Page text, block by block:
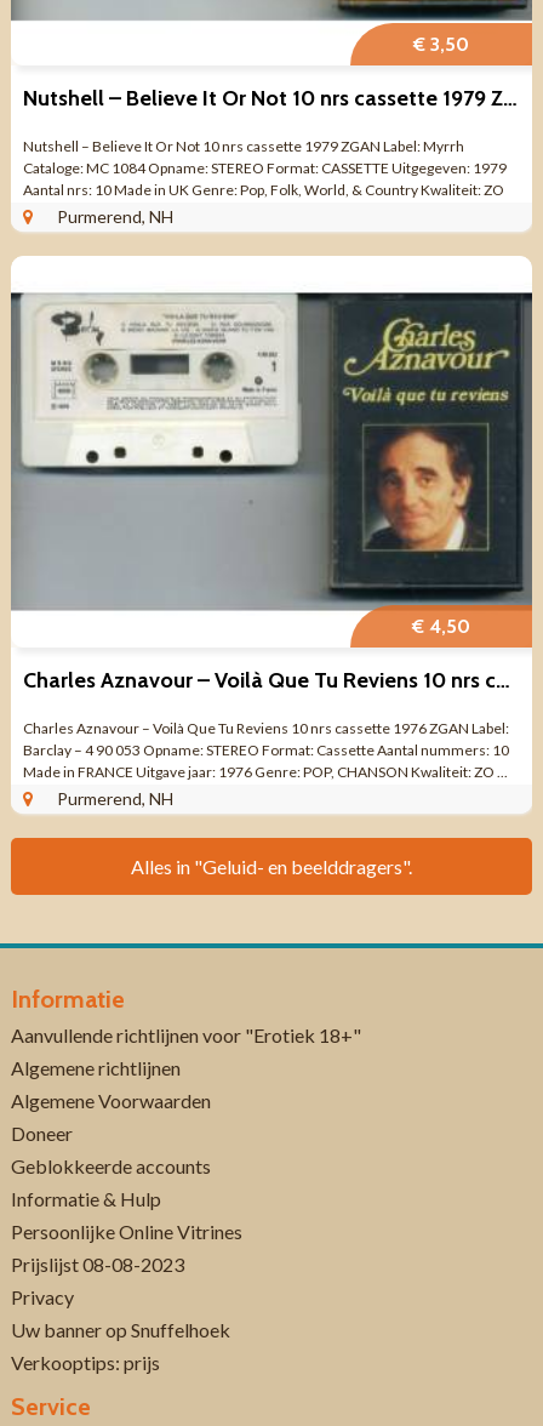
€ 3,50
Nutshell – Believe It Or Not 10 nrs cassette 1979 ZGAN
Nutshell – Believe It Or Not 10 nrs cassette 1979 ZGAN Label: Myrrh
Cataloge: MC 1084 Opname: STEREO Format: CASSETTE Uitgegeven: 1979
Aantal nrs: 10 Made in UK Genre: Pop, Folk, World, & Country Kwaliteit: ZO
GOED ALS NIEUW ...
Purmerend, NH
€ 4,50
Charles Aznavour – Voilà Que Tu Reviens 10 nrs cassette 1976
Charles Aznavour – Voilà Que Tu Reviens 10 nrs cassette 1976 ZGAN Label:
Barclay – 4 90 053 Opname: STEREO Format: Cassette Aantal nummers: 10
Made in FRANCE Uitgave jaar: 1976 Genre: POP, CHANSON Kwaliteit: ZO ...
Purmerend, NH
Alles in "Geluid- en beelddragers".
Informatie
Aanvullende richtlijnen voor "Erotiek 18+"
Algemene richtlijnen
Algemene Voorwaarden
Doneer
Geblokkeerde accounts
Informatie & Hulp
Persoonlijke Online Vitrines
Prijslijst 08-08-2023
Privacy
Uw banner op Snuffelhoek
Verkooptips: prijs
Service